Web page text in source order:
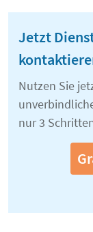
Jetzt
Nutzen Sie
nur 3